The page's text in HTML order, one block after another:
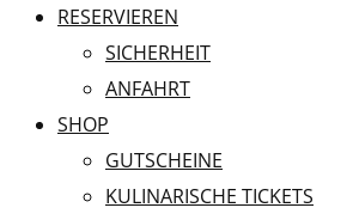
RESERVIEREN
SICHERHEIT
ANFAHRT
SHOP
GUTSCHEINE
KULINARISCHE TICKETS